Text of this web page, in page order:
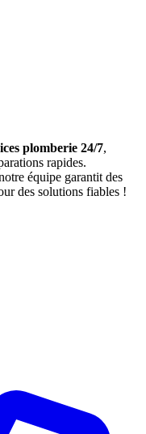
plomberie 24/7,
rapides.
équipe garantit des
des solutions fiables !